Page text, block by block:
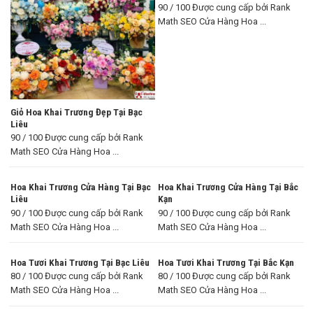
Giỏ Hoa Khai Trương Đẹp Tại Bạc
Liêu
90 / 100 Được cung cấp bởi Rank
Math SEO Cửa Hàng Hoa ...
90 / 100 Được cung cấp bởi Rank
Math SEO Cửa Hàng Hoa ...
Hoa Khai Trương Cửa Hàng Tại Bạc
Liêu
90 / 100 Được cung cấp bởi Rank
Math SEO Cửa Hàng Hoa ...
Hoa Khai Trương Cửa Hàng Tại Bắc
Kạn
90 / 100 Được cung cấp bởi Rank
Math SEO Cửa Hàng Hoa ...
Hoa Tươi Khai Trương Tại Bạc Liêu
80 / 100 Được cung cấp bởi Rank
Math SEO Cửa Hàng Hoa ...
Hoa Tươi Khai Trương Tại Bắc Kạn
80 / 100 Được cung cấp bởi Rank
Math SEO Cửa Hàng Hoa ...